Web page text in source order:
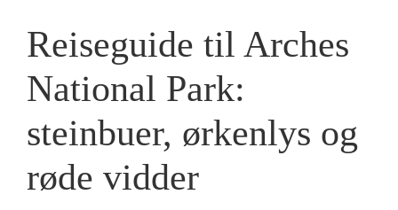
Reiseguide til Arches
National Park:
steinbuer, ørkenlys og
røde vidder